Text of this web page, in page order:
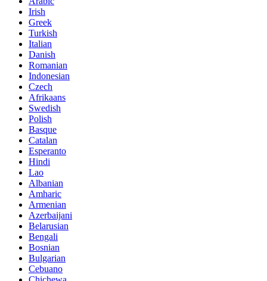
Irish
Greek
Turkish
Italian
Danish
Romanian
Indonesian
Czech
Afrikaans
Swedish
Polish
Basque
Catalan
Esperanto
Hindi
Lao
Albanian
Amharic
Armenian
Azerbaijani
Belarusian
Bengali
Bosnian
Bulgarian
Cebuano